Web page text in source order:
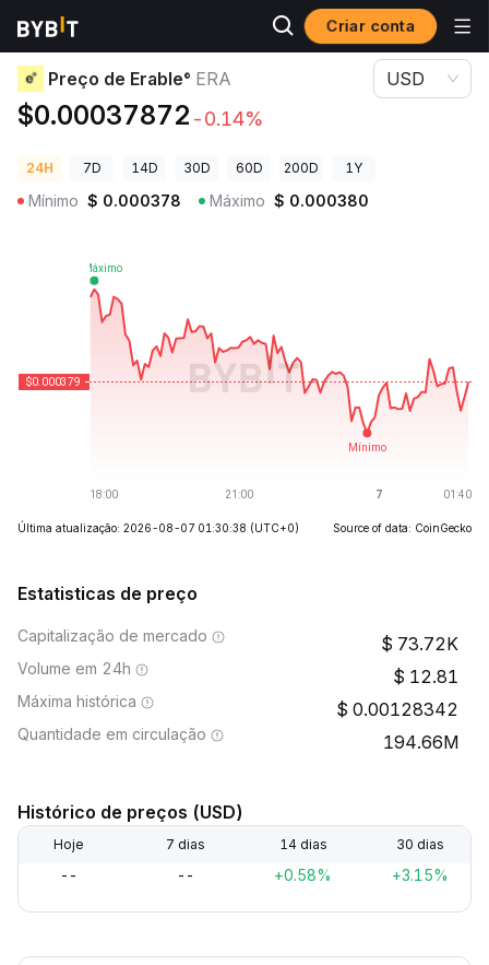
Criar conta
Preços de Criptomoedas Preço de Erable° ERA
Preço de Erable° ERA
$0.00037872 -0.14%
USD
24H 7D 14D 30D 60D 200D 1Y
Mínimo $ 0.000378 Máximo $ 0.000380
Última atualização: 2026-08-07 01:30:38 (UTC+0) Source of data: CoinGecko
Estatisticas de preço
Capitalização de mercado 73.72K
Volume em 24h 12.81
Máxima histórica 0.00128342
Quantidade em circulação 194.66M
Histórico de preços (USD)
Hoje 7 dias 14 dias 30 dias
-- -- +0.58% +3.15%